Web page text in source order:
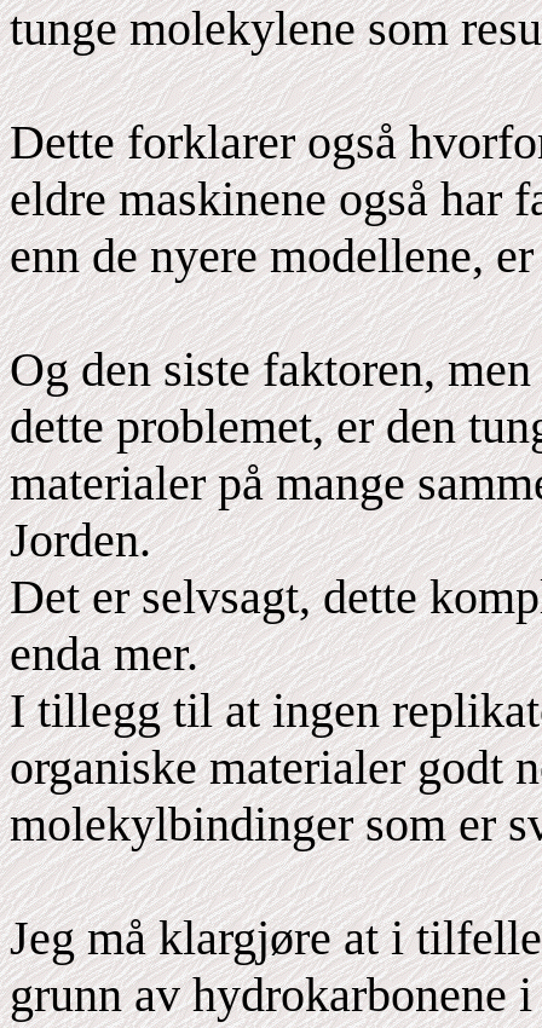
tunge molekylene som
Dette forklarer også
eldre maskinene også har
enn de nyere modellene,
Og den siste faktoren,
dette problemet, er den
materialer på mange
Jorden.
Det er selvsagt, dette
enda mer.
I tillegg til at ingen
organiske materialer godt
molekylbindinger som er
Jeg må klargjøre at i
grunn av hydrokarbonene